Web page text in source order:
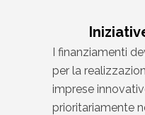
I finanziamenti
per la
imprese
prioritariamente